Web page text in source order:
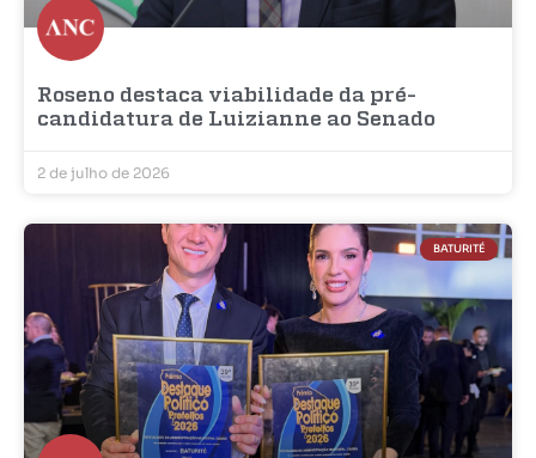
Roseno destaca viabilidade da pré-
candidatura de Luizianne ao Senado
2 de julho de 2026
BATURITÉ